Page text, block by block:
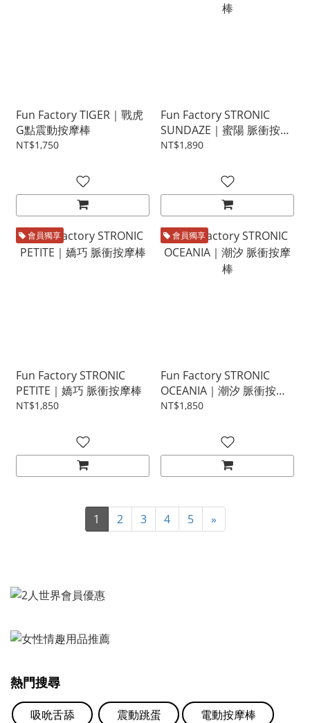
Fun Factory TIGER｜戰虎
G點震動按摩棒
NT$1,750
Fun Factory STRONIC
SUNDAZE｜蜜陽 脈衝按摩
棒
NT$1,890
會員獨享
Fun Factory STRONIC
PETITE｜嬌巧 脈衝按摩棒
NT$1,850
會員獨享
Fun Factory STRONIC
OCEANIA｜潮汐 脈衝按摩
棒
NT$1,850
1 2 3 4 5 »
熱門搜尋
吸吮舌舔 震動跳蛋 電動按摩棒